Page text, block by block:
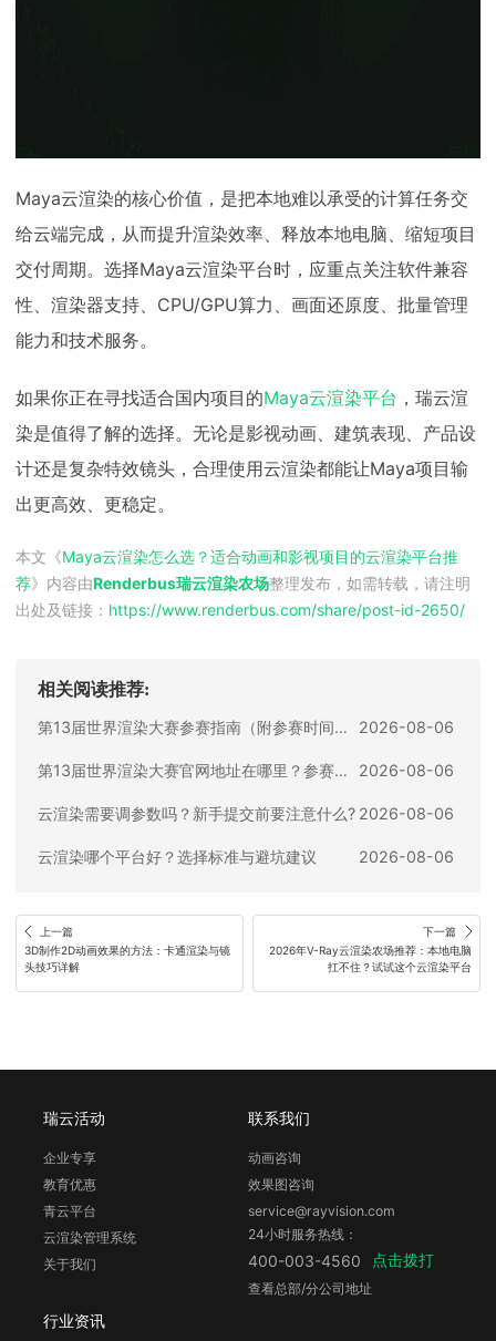
Maya云渲染的核心价值，是把本地难以承受的计算任务交
给云端完成，从而提升渲染效率、释放本地电脑、缩短项目
交付周期。选择Maya云渲染平台时，应重点关注软件兼容
性、渲染器支持、CPU/GPU算力、画面还原度、批量管理
能力和技术服务。
如果你正在寻找适合国内项目的Maya云渲染平台 ，瑞云渲
染是值得了解的选择。无论是影视动画、建筑表现、产品设
计还是复杂特效镜头，合理使用云渲染都能让Maya项目输
出更高效、更稳定。
本文《Maya云渲染怎么选？适合动画和影视项目的云渲染平台推
荐》内容由Renderbus瑞云渲染农场整理发布，如需转载，请注明
出处及链接： https://www.renderbus.com/share/post-id-2650/
相关阅读推荐:
第13届世界渲染大赛参赛指南（附参赛时间、参赛要求、赛事奖励等）
2026-08-06
第13届世界渲染大赛官网地址在哪里？参赛入口与信息整理 2026-08-06
云渲染需要调参数吗？新手提交前要注意什么? 2026-08-06
云渲染哪个平台好？选择标准与避坑建议 2026-08-06
上一篇
3D制作2D动画效果的方法：卡通渲染与镜
下一篇
2026年V-Ray云渲染农场推荐：本地电脑
扛不住？试试这个云渲染平台
瑞云活动
企业专享
教育优惠
青云平台
云渲染管理系统
关于我们
行业资讯
联系我们
动画咨询
效果图咨询
service@rayvision.com
24小时服务热线：
400-003-4560 点击拨打
查看总部/分公司地址